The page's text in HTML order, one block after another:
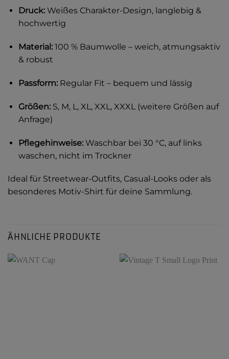
Druck:Weißes Charakter-Design, langlebig &
hochwertig
Material:100 % Baumwolle – weich, atmungsaktiv
& robust
Passform:Regular Fit – bequem und lässig
Größen:S, M, L, XL, XXL, XXXL (weitere Größen auf
Anfrage)
Pflegehinweise:Waschbar bei 30 °C, auf links
waschen, nicht im Trockner
Ideal für Streetwear-Outfits, Casual-Looks oder als
besonderes Motiv-Shirt für deine Sammlung.
ÄHNLICHE PRODUKTE